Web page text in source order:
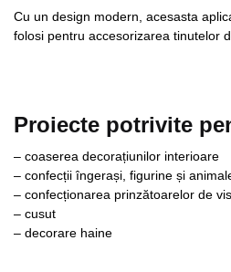
Cu un design modern, acesasta
folosi pentru accesorizarea tinutelor
Proiecte potrivite
– coaserea decorațiunilor interioare
– confecții îngerași, figurine și
– confecționarea prinzătoarelor de
– cusut
– decorare haine